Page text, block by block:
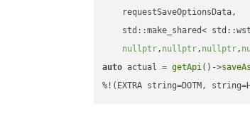
    requestSaveOptionsData,
std::make_shared<
nullptr, nullptr, nullptr,
auto actual = getApi()->saveAs
%!(EXTRA string=DOTM,